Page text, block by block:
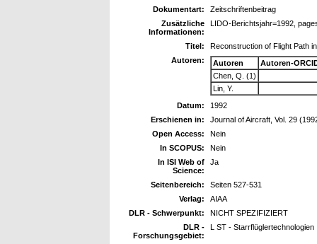
Dokumentart:
Zeitschriftenbeitrag
Zusätzliche
Informationen:
LIDO-Berichtsjahr=1992,
Titel:
Reconstruction of Flight Path
Autoren:
Autoren
Autoren-
Chen, Q. (1)
Lin, Y.
Datum:
1992
Erschienen in:
Journal of Aircraft, Vol. 29
Open Access:
Nein
In SCOPUS:
Nein
In ISI Web of
Science:
Ja
Seitenbereich:
Seiten 527-531
Verlag:
AIAA
DLR - Schwerpunkt:
NICHT SPEZIFIZIERT
DLR -
Forschungsgebiet:
L ST - Starrflüglertechnologien